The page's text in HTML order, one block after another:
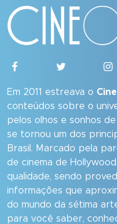
Em 2011 estreava o
conteúdos sobre o
pelos olhos e sonhos
se tornou um dos
Brasil. Marcado pela
de cinema de
qualidade, sendo
informações que
do mundo da sétima
para você saber,